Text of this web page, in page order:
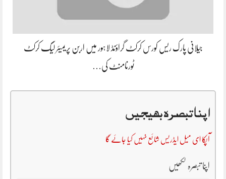
جیلانی پارک ریس کورس کرکٹ گراؤنڈ لاہور میں اربن پریمیئر لیگ کرکٹ
ٹورنامنٹ کی…
اپنا تبصرہ بھیجیں
آپکا ای میل ایڈریس شائع نہیں کیا جائے گا
اپنا تبصرہ لکھیں